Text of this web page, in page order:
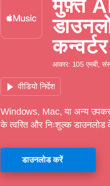
मुफ़्त
कन्वर्टर
आकार: 105 एमबी,
वीडियो निर्देश
Windows, Mac, या अन्य
के त्वरित और निःशुल्क डाउनलोड
डाउनलोड करें